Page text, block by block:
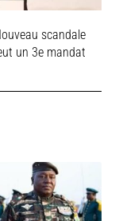
scandale
un 3e mandat